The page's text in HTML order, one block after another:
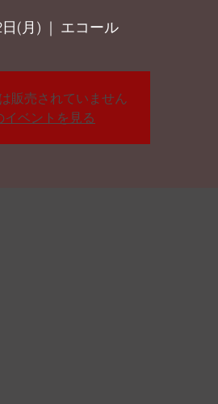
(月)
  |
エコール
販売されていません
イベントを見る